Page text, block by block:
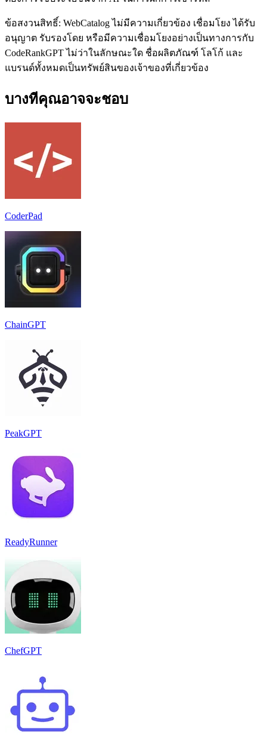
ข้อสงวนสิทธิ์: WebCatalog ไม่มีความเกี่ยวข้อง เชื่อมโยง ได้รับ
อนุญาต รับรองโดย หรือมีความเชื่อมโยงอย่างเป็นทางการกับ
CodeRankGPT ไม่ว่าในลักษณะใด ชื่อผลิตภัณฑ์ โลโก้ และ
แบรนด์ทั้งหมดเป็นทรัพย์สินของเจ้าของที่เกี่ยวข้อง
บางทีคุณอาจจะชอบ
CoderPad
ChainGPT
PeakGPT
ReadyRunner
ChefGPT